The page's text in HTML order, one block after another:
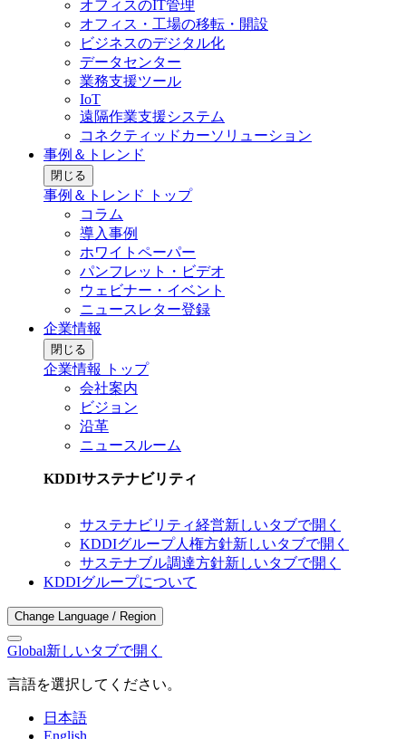
オフィスのIT管理
オフィス・工場の移転・開設
ビジネスのデジタル化
データセンター
業務支援ツール
IoT
遠隔作業支援システム
コネクティッドカーソリューション
事例＆トレンド
閉じる
事例＆トレンド トップ
コラム
導入事例
ホワイトペーパー
パンフレット・ビデオ
ウェビナー・イベント
ニュースレター登録
企業情報
閉じる
企業情報 トップ
会社案内
ビジョン
沿革
ニュースルーム
KDDIサステナビリティ
サステナビリティ経営新しいタブで開く
KDDIグループ人権方針新しいタブで開く
サステナブル調達方針新しいタブで開く
KDDIグループについて
Change Language / Region
Global新しいタブで開く
言語を選択してください。
日本語
English